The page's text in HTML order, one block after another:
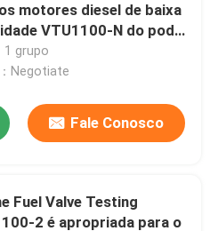
motores diesel de baixa
VTU1100-N do poder
1 grupo
Negotiate
Fale Conosco
Fuel Valve Testing
2 é apropriada para o